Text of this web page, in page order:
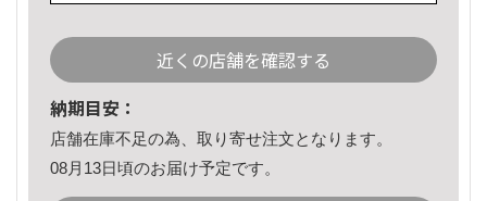
近くの店舗を確認する
納期目安：
店舗在庫不足の為、取り寄せ注文となります。
08月13日頃のお届け予定です。